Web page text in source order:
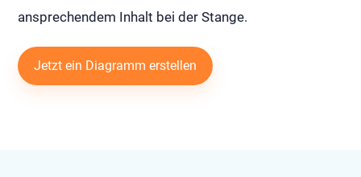
ansprechendem Inhalt bei der Stange.
Jetzt ein Diagramm erstellen